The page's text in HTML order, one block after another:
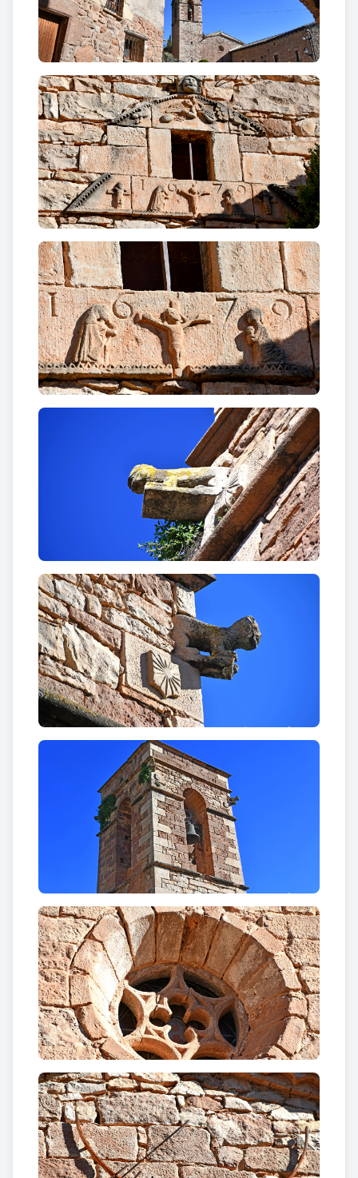
que porta un encenser i als costats un altre àngel i
un dimoni. I al damunt, a la part central, una
reaprofitada mènsula romànica amb la cara d'un
personatge fastamagòric.